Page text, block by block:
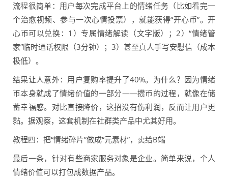
流程很简单：用户每次完成平台上的情绪任务（比如看完一
个治愈视频、参与一次心情投票），就能获得“开心币”。开
心币可以兑换：1）专属情绪解读（文字版）；2）“情绪管
家”临时通话权限（3分钟）；3）甚至真人手写安慰信（成本
极低）。
结果让人意外：用户复购率提升了40%。为什么？因为情绪
币本身就成了情绪价值的一部分——攒币的过程，就像在储
蓄幸福感。对比直接降价，这招没有伤利润，反而让用户更
黏。据观察，这套机制在社群类产品中尤其好用。
教程四：把“情绪碎片”做成“元素材”，卖给B端
最后一条，针对有些商家服务对象是企业。简单来说，个人
情绪价值可以打包成数据产品。